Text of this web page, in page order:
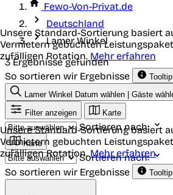
Fewo-Von-Privat.de
Deutschland
Lamer Winkel
3 Ergebnisse gefunden
So sortieren wir Ergebnisse
Unsere Standard-Sortierung basiert
Vermietern gebuchten
zufälligen Rotation. Mehr erfahren
Lamer Winkel Datum wählen | Gäste
Filter anzeigen
Karte
Sortieren nach:
Karte
Sortieren nach:
So sortieren wir Ergebnisse
Unsere Standard-Sortierung basiert
Vermietern gebuchten
zufälligen Rotation.Mehr erfahren